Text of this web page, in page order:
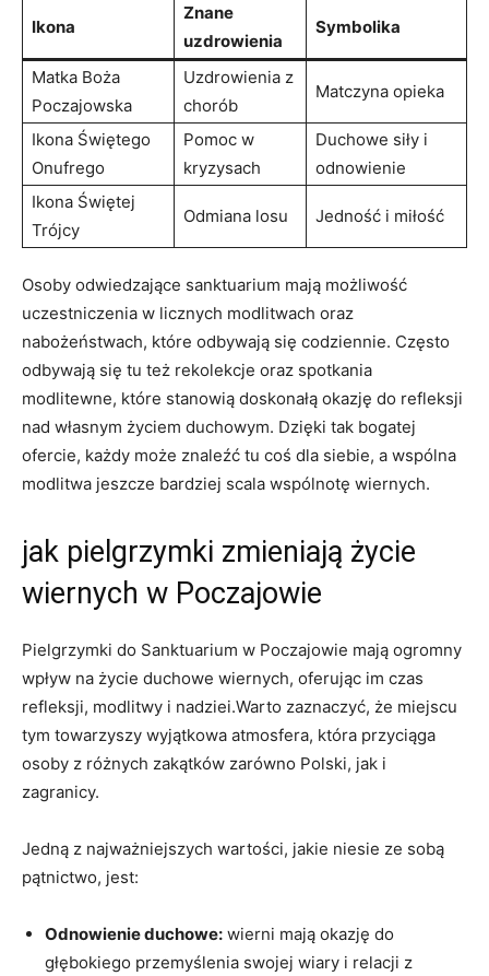
Ikona
Znane
uzdrowienia
Symbolika
Matka Boża
Poczajowska
Uzdrowienia z
chorób
Matczyna opieka
Ikona Świętego
Onufrego
Pomoc w
kryzysach
Duchowe siły i
odnowienie
Ikona Świętej
Trójcy
Odmiana losu Jedność i miłość
Osoby odwiedzające sanktuarium mają możliwość
uczestniczenia w licznych modlitwach oraz
nabożeństwach, które odbywają się codziennie. Często
odbywają się tu też rekolekcje oraz spotkania
modlitewne, które stanowią doskonałą okazję do refleksji
nad własnym życiem duchowym. Dzięki tak bogatej
ofercie, każdy może znaleźć tu coś dla siebie, a wspólna
modlitwa jeszcze bardziej scala wspólnotę wiernych.
jak pielgrzymki zmieniają życie
wiernych w Poczajowie
Pielgrzymki do Sanktuarium w Poczajowie mają ogromny
wpływ na życie duchowe wiernych, oferując im czas
refleksji, modlitwy i nadziei.Warto zaznaczyć, że miejscu
tym towarzyszy wyjątkowa atmosfera, która przyciąga
osoby z różnych zakątków zarówno Polski, jak i
zagranicy.
Jedną z najważniejszych wartości, jakie niesie ze sobą
pątnictwo, jest:
Odnowienie duchowe: wierni mają okazję do
głębokiego przemyślenia swojej wiary i relacji z